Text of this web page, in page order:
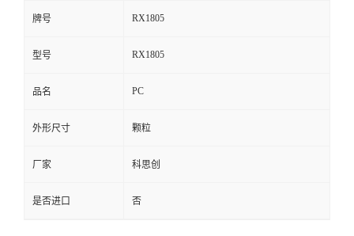
牌号 RX1805
型号 RX1805
品名 PC
外形尺寸 颗粒
厂家 科思创
是否进口 否